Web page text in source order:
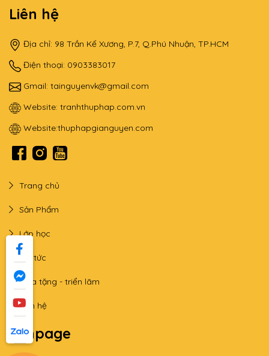
Liên hệ
Địa chỉ: 98 Trần Kế Xương, P.7, Q.Phú Nhuận, TP.HCM
Điện thoại: 0903383017
Gmail: tainguyenvk@gmail.com
Website: tranhthuphap.com.vn
Website:thuphapgianguyen.com
Trang chủ
Sản Phẩm
Lớp học
Tin tức
Qùa tặng - triển lãm
Liên hệ
Fanpage